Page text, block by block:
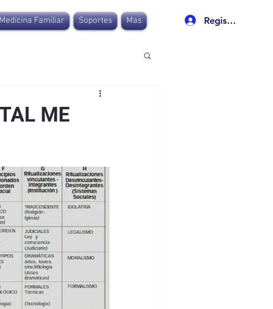
Registro
Familiar Soportes Mas
ME